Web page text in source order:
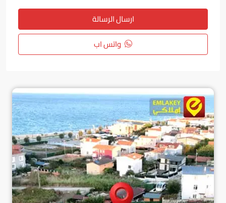
ارسال الرسالة
واتس اب